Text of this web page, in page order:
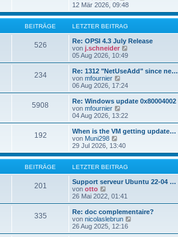
g
t
g
t
r
B
e
i
t
r
e
u
e
s
t
e
r
B
e
i
r
g
12 Mär 2026, 09:48
BEITRÄGE LETZTER BEITRAG
526
Re: OPSI 4.3 July Release
von j.schneider
u
e
B
r
05 Aug 2026, 10:49
234
Re: 1312 "NetUseAdd" since ne…
von mfournier
e
u
e
s
t
B
e
i
t
r
a
06 Aug 2026, 17:24
5908
Re: Windows update 0x80004002
von mfournier
e
u
e
s
t
r
B
e
i
r
04 Aug 2026, 13:22
192
When is the VM getting update…
von Muni298
e
u
e
s
t
e
B
e
i
t
r
29 Jul 2026, 13:40
BEITRÄGE LETZTER BEITRAG
201
Support serveur Ubuntu 22-04 …
von otto
e
u
e
s
t
e
26 Mai 2022, 01:41
335
Re: doc complementaire?
von nicolaslebrun
u
26 Aug 2025, 12:16